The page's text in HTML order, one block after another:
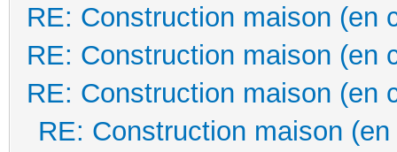
RE: Construction maison (en
RE: Construction maison (en
RE: Construction maison (en
RE: Construction maison